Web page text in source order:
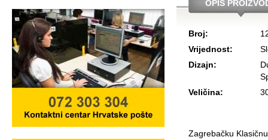
OPIS
Broj:
Vrijednost:
Dizajn:
Veličina:
Zagrebačku